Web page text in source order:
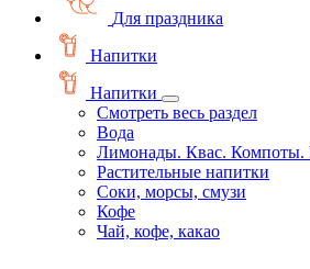
Для праздника
Напитки
Напитки
Смотреть весь раздел
Вода
Лимонады. Квас. Компоты.
Растительные напитки
Соки, морсы, смузи
Кофе
Чай, кофе, какао